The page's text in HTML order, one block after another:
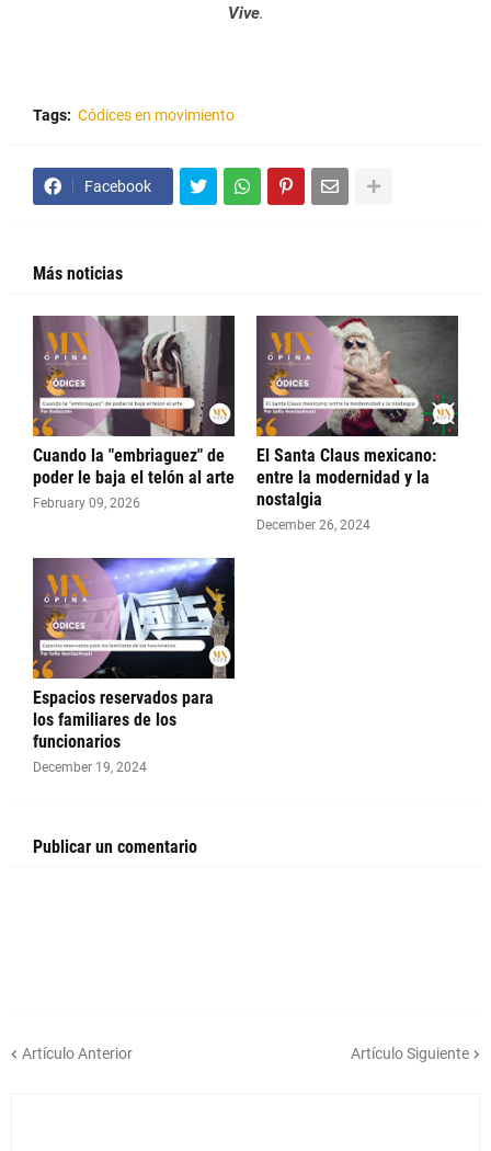
Vive.
Tags: Códices en movimiento
Facebook
Más noticias
Cuando la "embriaguez" de
poder le baja el telón al arte
February 09, 2026
El Santa Claus mexicano:
entre la modernidad y la
nostalgia
December 26, 2024
Espacios reservados para
los familiares de los
funcionarios
December 19, 2024
Publicar un comentario
Artículo Anterior Artículo Siguiente